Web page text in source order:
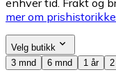
enhver tid. Frakt og
mer om
Velg butikk
3 mnd
6 mnd 1 år